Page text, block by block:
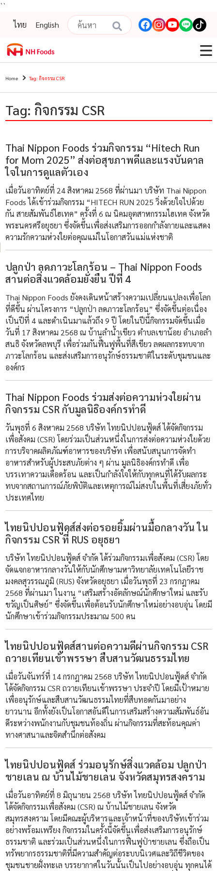
``
ไทย
English
Home Tag: กิจกรรม CSR
Tag: กิจกรรม CSR
Thai Nippon Foods ร่วมกิจกรรม “Hitech Run
for Mom 2025” ส่งต่อสุขภาพดีและแรงบันดาล
ใจในการดูแลตัวเอง
เมื่อวันอาทิตย์ที่ 24 สิงหาคม 2568 ที่ผ่านมา บริษัท Thai Nippon
Foods ได้เข้าร่วมกิจกรรม “HITECH RUN 2025 วิ่งด้วยใจไปด้วย
กัน สายสัมพันธ์ไฮเทค” ครั้งที่ 6 ณ นิคมอุตสาหกรรมไฮเทค จังหวัด
พระนครศรีอยุธยา ซึ่งจัดขึ้นเพื่อส่งเสริมการออกกำลังกายและแสดง
ความรักความห่วงใยต่อคุณแม่ในโอกาสวันแม่แห่งชาติ
ปลูกป่า ลดภาวะโลกร้อน – Thai Nippon Foods
สานต่อสิ่งแวดล้อมยั่งยืน ปีที่ 4
Thai Nippon Foods ยังคงเดินหน้าสร้างความเปลี่ยนแปลงเพื่อโลก
ที่ดีขึ้น ผ่านโครงการ “ปลูกป่า ลดภาวะโลกร้อน” ซึ่งจัดขึ้นต่อเนื่อง
เป็นปีที่ 4 และดำเนินมาแล้วถึง 9 ปี โดยในปีนี้กิจกรรมจัดขึ้นเมื่อ
วันที่ 17 สิงหาคม 2568 ณ บ้านลำน้ำเขียว ตำบลเขาน้อย อำเภอลำ
สนธิ จังหวัดลพบุรี เพื่อร่วมกันฟื้นฟูพื้นที่สีเขียว ลดผลกระทบจาก
ภาวะโลกร้อน และส่งเสริมการอนุรักษ์ธรรมชาติในระดับชุมชนและ
องค์กร
Thai Nippon Foods ร่วมส่งต่อความห่วงใยผ่าน
กิจกรรม CSR กับมูลนิธิองค์กรทำดี
วันพุธที่ 6 สิงหาคม 2568 บริษัท ไทยนิปปอนฟู้ดส์ ได้จัดกิจกรรม
เพื่อสังคม (CSR) โดยร่วมเป็นส่วนหนึ่งในการส่งต่อความห่วงใยด้วย
การบริจาคผลิตภัณฑ์อาหารของบริษัท เพื่อสนับสนุนการจัดทำ
อาหารสำหรับผู้ประสบภัยต่าง ๆ ผ่าน มูลนิธิองค์กรทำดี เพื่อ
บรรเทาความเดือดร้อน และเป็นกำลังใจให้กับทุกคนที่ได้รับผลกระ
ทบจากสถานการณ์ภัยพิบัติและเหตุการณ์ไม่สงบในพื้นที่เสี่ยงภัยทั่ว
ประเทศไทย
ไทยนิปปอนฟู้ดส์ส่งต่อรอยยิ้มผ่านมื้อกลางวัน ใน
กิจกรรม CSR ที่ RUS อยุธยา
บริษัท ไทยนิปปอนฟู้ดส์ จำกัด ได้ร่วมกิจกรรมเพื่อสังคม (CSR) โดย
จัดแจกอาหารกลางวันให้กับนักศึกษามหาวิทยาลัยเทคโนโลยีราช
มงคลสุวรรณภูมิ (RUS) จังหวัดอยุธยา เมื่อวันพุธที่ 23 กรกฎาคม
2568 ที่ผ่านมา ในงาน “เสริมสร้างอัตลักษณ์นักศึกษาใหม่ และรับ
ขวัญเป็นศิษย์” ซึ่งจัดขึ้นเพื่อต้อนรับนักศึกษาใหม่อย่างอบอุ่น โดยมี
นักศึกษาเข้าร่วมกิจกรรมประมาณ 500 คน
ไทยนิปปอนฟู้ดส์สานต่อความดีผ่านกิจกรรม CSR
ถวายเทียนเข้าพรรษา สืบสานวัฒนธรรมไทย
เมื่อวันจันทร์ที่ 14 กรกฎาคม 2568 บริษัท ไทยนิปปอนฟู้ดส์ จำกัด
ได้จัดกิจกรรม CSR ถวายเทียนเข้าพรรษา ประจำปี โดยมีเป้าหมาย
เพื่ออนุรักษ์และสืบสานวัฒนธรรมไทยที่สืบทอดกันมาอย่าง
ยาวนาน อีกทั้งยังเป็นโอกาสอันดีในการเสริมสร้างความสัมพันธ์อัน
ดีระหว่างพนักงานกับชุมชนท้องถิ่น ผ่านกิจกรรมที่สะท้อนคุณค่า
ทางศาสนาและจิตสำนึกต่อสังคม
ไทยนิปปอนฟู้ดส์ ร่วมอนุรักษ์สิ่งแวดล้อม ปลูกป่า
ชายเลน ณ บ้านไม้ชายเลน จังหวัดสมุทรสงคราม
เมื่อวันอาทิตย์ที่ 8 มิถุนายน 2568 บริษัท ไทยนิปปอนฟู้ดส์ จำกัด
ได้จัดกิจกรรมเพื่อสังคม (CSR) ณ บ้านไม้ชายเลน จังหวัด
สมุทรสงคราม โดยมีคณะผู้บริหารและเจ้าหน้าที่ของบริษัทเข้าร่วม
อย่างพร้อมเพรียง กิจกรรมในครั้งนี้จัดขึ้นเพื่อส่งเสริมการอนุรักษ์
ธรรมชาติ และร่วมเป็นส่วนหนึ่งในการฟื้นฟูป่าชายเลน ซึ่งถือเป็น
ทรัพยากรธรรมชาติที่มีความสำคัญต่อระบบนิเวศและวิถีชีวิตของ
ชุมชนชายฝั่งทะเล บรรยากาศในวันนั้นเป็นไปอย่างอบอุ่น ทุกคนได้